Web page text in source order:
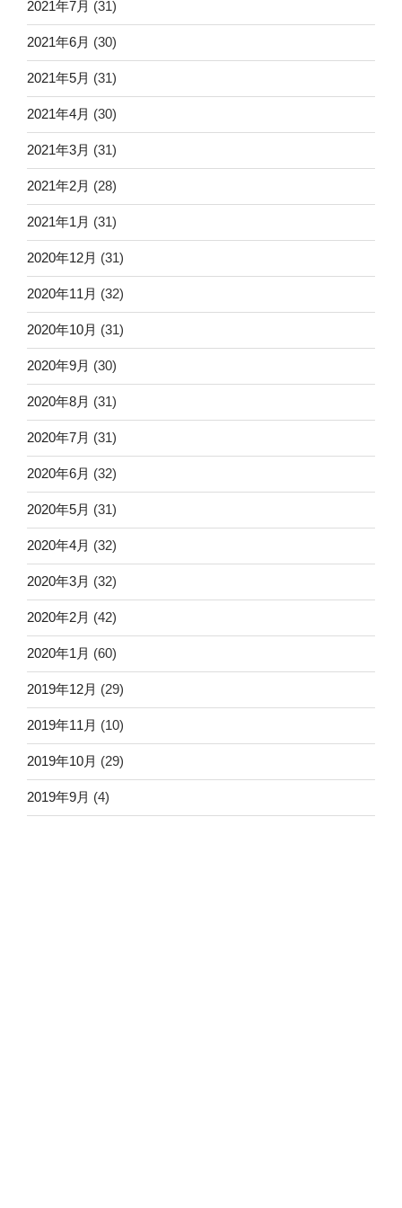
2021年7月 (31)
2021年6月 (30)
2021年5月 (31)
2021年4月 (30)
2021年3月 (31)
2021年2月 (28)
2021年1月 (31)
2020年12月 (31)
2020年11月 (32)
2020年10月 (31)
2020年9月 (30)
2020年8月 (31)
2020年7月 (31)
2020年6月 (32)
2020年5月 (31)
2020年4月 (32)
2020年3月 (32)
2020年2月 (42)
2020年1月 (60)
2019年12月 (29)
2019年11月 (10)
2019年10月 (29)
2019年9月 (4)